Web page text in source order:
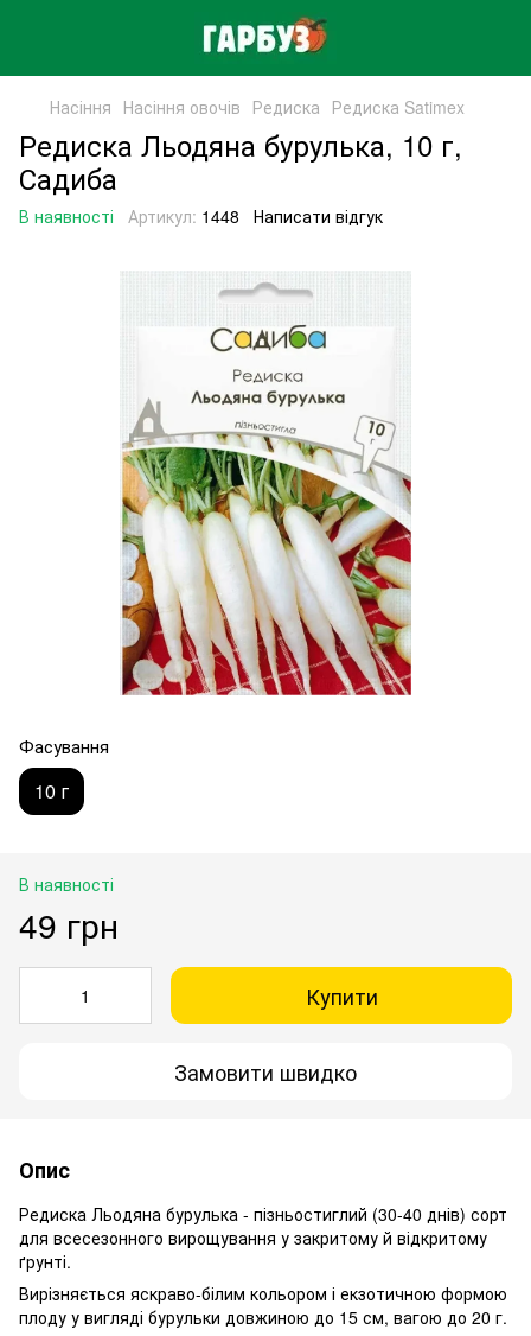
Насіння Насіння овочів Редиска Редиска Satimex
Редиска Льодяна бурулька, 10 г,
Садиба
В наявності Артикул: 1448 Написати відгук
Фасування
10 г
В наявності
49 грн
Купити
Замовити швидко
Опис
Редиска Льодяна бурулька - пізньостиглий (30-40 днів) сорт
для всесезонного вирощування у закритому й відкритому
ґрунті.
Вирізняється яскраво-білим кольором і екзотичною формою
плоду у вигляді бурульки довжиною до 15 см, вагою до 20 г.